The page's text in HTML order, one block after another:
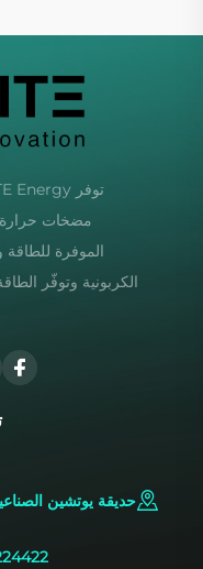
مضخات حرارة
الموفرة
حديقة يوتشين